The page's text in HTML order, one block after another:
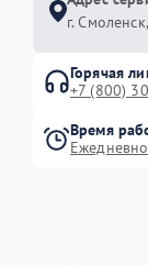
г.
Горячая
+7 (800)
Время